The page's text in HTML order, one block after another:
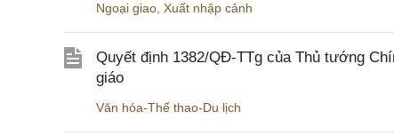
Ngoại giao Xuất nhập cảnh
Quyết định 1382/QĐ-TTg của Thủ tướng
giáo
Văn hóa-Thể thao-Du lịch